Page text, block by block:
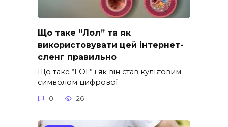
Що таке “Лол” та як
використовувати цей інтернет-
сленг правильно
Що таке “LOL” і як він став культовим
символом цифрової
0 26